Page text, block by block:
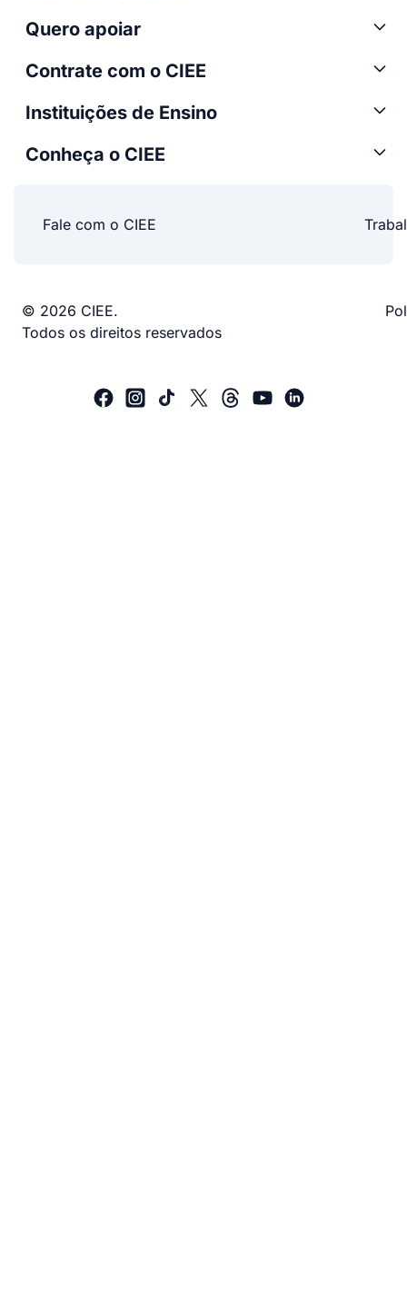
Quero apoiar
Contrate com o CIEE
Instituições de Ensino
Conheça o CIEE
Fale com o CIEE
© 2026 CIEE.
Todos os direitos reservados